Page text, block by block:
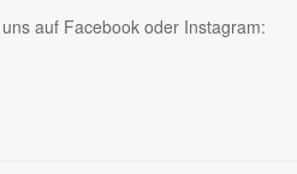
auf Facebook oder Instagram: